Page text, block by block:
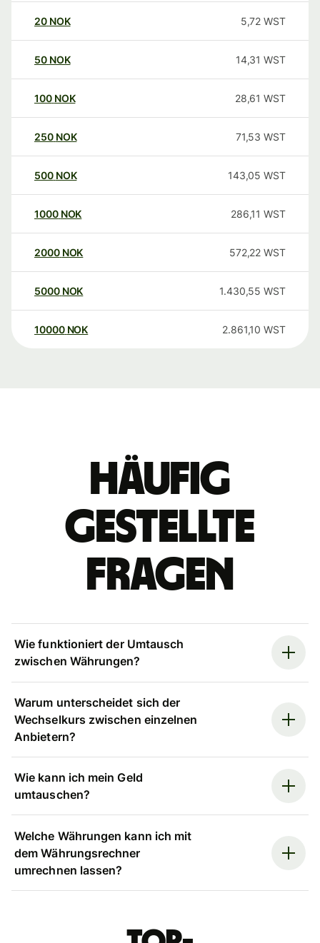
20 NOK 5,72 WST
50 NOK 14,31 WST
100 NOK 28,61 WST
250 NOK 71,53 WST
500 NOK 143,05 WST
1000 NOK 286,11 WST
2000 NOK 572,22 WST
5000 NOK 1.430,55 WST
10000 NOK 2.861,10 WST
Häufig
gestellte
Fragen
Wie funktioniert der Umtausch
zwischen Währungen?
Warum unterscheidet sich der
Wechselkurs zwischen einzelnen
Anbietern?
Wie kann ich mein Geld
umtauschen?
Welche Währungen kann ich mit
dem Währungsrechner
umrechnen lassen?